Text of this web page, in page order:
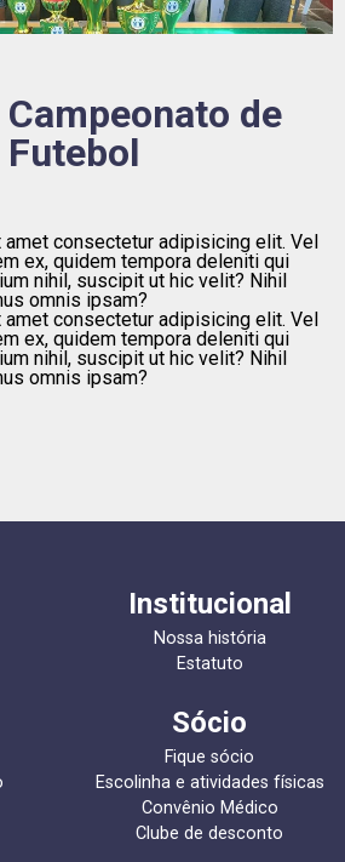
de
Futebol
consectetur adipisicing elit. Vel
ex, quidem tempora deleniti qui
nihil, suscipit ut hic velit? Nihil
omnis ipsam?
consectetur adipisicing elit. Vel
ex, quidem tempora deleniti qui
nihil, suscipit ut hic velit? Nihil
omnis ipsam?
Institucional
Nossa história
Estatuto
Sócio
Fique sócio
Escolinha e atividades físicas
Convênio Médico
Clube de desconto